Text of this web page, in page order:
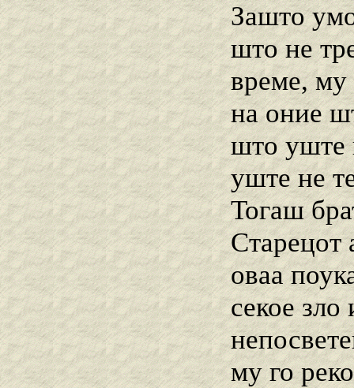
Зашто
што не
време, му
на оние
што уште
уште не
Тогаш
Старецот
оваа
секое зло
му го